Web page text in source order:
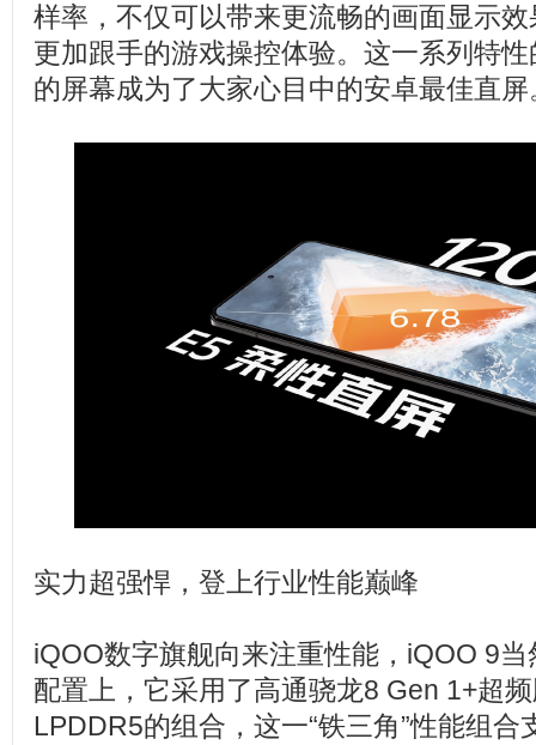
样率，不仅可以带来更流畅的画面显示
更加跟手的游戏操控体验。这一系列特
的屏幕成为了大家心目中的安卓最佳直屏
实力超强悍，登上行业性能巅峰
iQOO数字旗舰向来注重性能，iQOO 9
配置上，它采用了高通骁龙8 Gen 1+超
LPDDR5的组合，这一“铁三角”性能组合